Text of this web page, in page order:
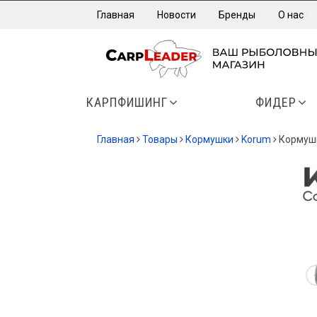
Главная Новости Бренды О нас
КАРПФИШИНГ ФИДЕР
Главная Товары Кормушки Korum
-